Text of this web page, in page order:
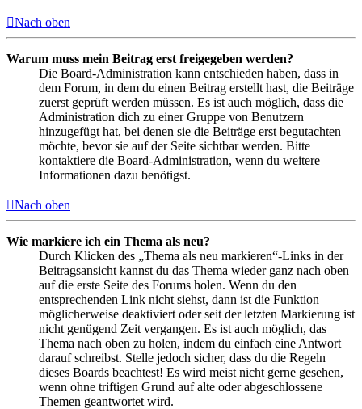
Nach oben
Warum muss mein Beitrag erst freigegeben werden?
Die Board-Administration kann entschieden haben, dass in
dem Forum, in dem du einen Beitrag erstellt hast, die Beiträge
zuerst geprüft werden müssen. Es ist auch möglich, dass die
Administration dich zu einer Gruppe von Benutzern
hinzugefügt hat, bei denen sie die Beiträge erst begutachten
möchte, bevor sie auf der Seite sichtbar werden. Bitte
kontaktiere die Board-Administration, wenn du weitere
Informationen dazu benötigst.
Nach oben
Wie markiere ich ein Thema als neu?
Durch Klicken des „Thema als neu markieren“-Links in der
Beitragsansicht kannst du das Thema wieder ganz nach oben
auf die erste Seite des Forums holen. Wenn du den
entsprechenden Link nicht siehst, dann ist die Funktion
möglicherweise deaktiviert oder seit der letzten Markierung ist
nicht genügend Zeit vergangen. Es ist auch möglich, das
Thema nach oben zu holen, indem du einfach eine Antwort
darauf schreibst. Stelle jedoch sicher, dass du die Regeln
dieses Boards beachtest! Es wird meist nicht gerne gesehen,
wenn ohne triftigen Grund auf alte oder abgeschlossene
Themen geantwortet wird.